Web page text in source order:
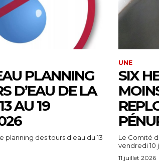
PLANNING
D’EAU DE LA
AU 19
planning des tours d'eau du 13
UNE
SIX
Le Comité
vendredi 10
11 juillet 2026